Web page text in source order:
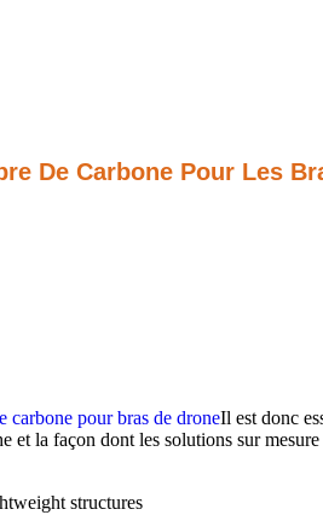
De Carbone Pour Les
carbone pour bras de droneIl est donc
et la façon dont les solutions sur